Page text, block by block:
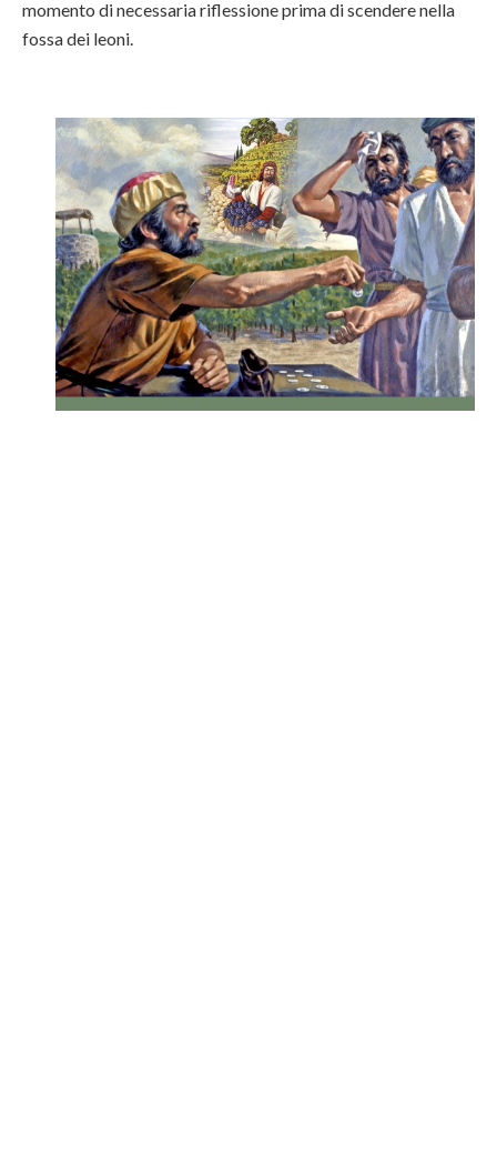
momento di necessaria riflessione prima di scendere nella
fossa dei leoni.